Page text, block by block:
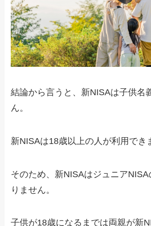
結論から言うと、新NISAは子供名
ん。
新NISAは18歳以上の人が利用でき
そのため、新NISAはジュニア
りません。
子供が18歳になるまでは両親が新